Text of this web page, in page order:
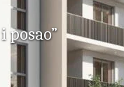
posao”